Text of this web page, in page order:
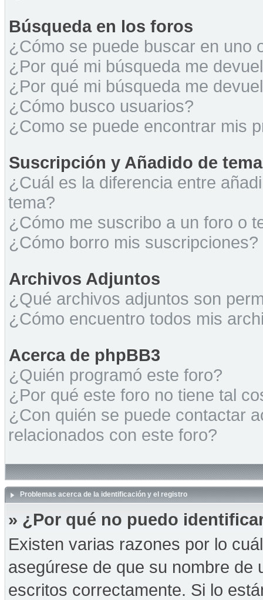
Búsqueda en los foros
¿Cómo se puede buscar en uno
¿Por qué mi búsqueda me
¿Por qué mi búsqueda me
¿Cómo busco usuarios?
¿Como se puede encontrar mis
Suscripción y Añadido de
¿Cuál es la diferencia entre
tema?
¿Cómo me suscribo a un foro o
¿Cómo borro mis suscripciones?
Archivos Adjuntos
¿Qué archivos adjuntos son
¿Cómo encuentro todos mis
Acerca de phpBB3
¿Quién programó este foro?
¿Por qué este foro no tiene tal
¿Con quién se puede contactar
relacionados con este foro?
Problemas acerca de la identificación y el registro
» ¿Por qué no puedo
Existen varias razones por lo
asegúrese de que su nombre
escritos correctamente. Si lo